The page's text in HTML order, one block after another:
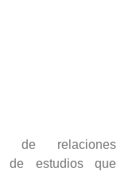
de relaciones
de estudios que